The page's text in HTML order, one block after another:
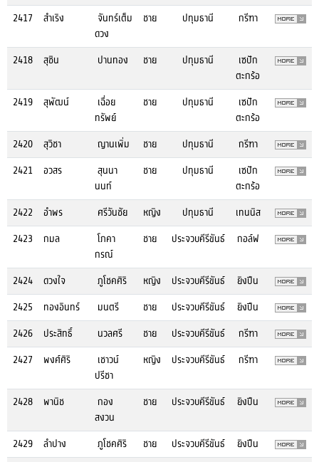
2417
สำเริง
จันทร์เต็ม
ดวง
ชาย ปทุมธานี กรีฑา
2418 สุชิน ปานทอง ชาย ปทุมธานี
เซปัก
ตะกร้อ
2419
สุพัฒน์
เฉื่อย
ทรัพย์
ชาย ปทุมธานี
เซปัก
ตะกร้อ
2420
สุวิชา ญานเพิ่ม ชาย ปทุมธานี
กรีฑา
2421
อวสร
สุนนา
นนท์
ชาย ปทุมธานี
เซปัก
ตะกร้อ
2422
อำพร ศรีวันชัย หญิง ปทุมธานี
เทนนิส
2423
กมล
โภคา
กรณ์
ชาย ประจวบคีรีขันธ์ กอล์ฟ
2424 ดวงใจ ภูโชคศิริ หญิง ประจวบคีรีขันธ์
ยิงปืน
2425
ทองอินทร์ มนตรี ชาย ประจวบคีรีขันธ์
ยิงปืน
2426
ประสิทธิ์ นวลศรี ชาย ประจวบคีรีขันธ์
กรีฑา
2427
พงศ์ศิริ
เชาวน์
ปรีชา
หญิง ประจวบคีรีขันธ์ กรีฑา
2428 พานิช
กอง
สงวน
ชาย ประจวบคีรีขันธ์ ยิงปืน
2429 ลำปาง ภูโชคศิริ ชาย ประจวบคีรีขันธ์
ยิงปืน